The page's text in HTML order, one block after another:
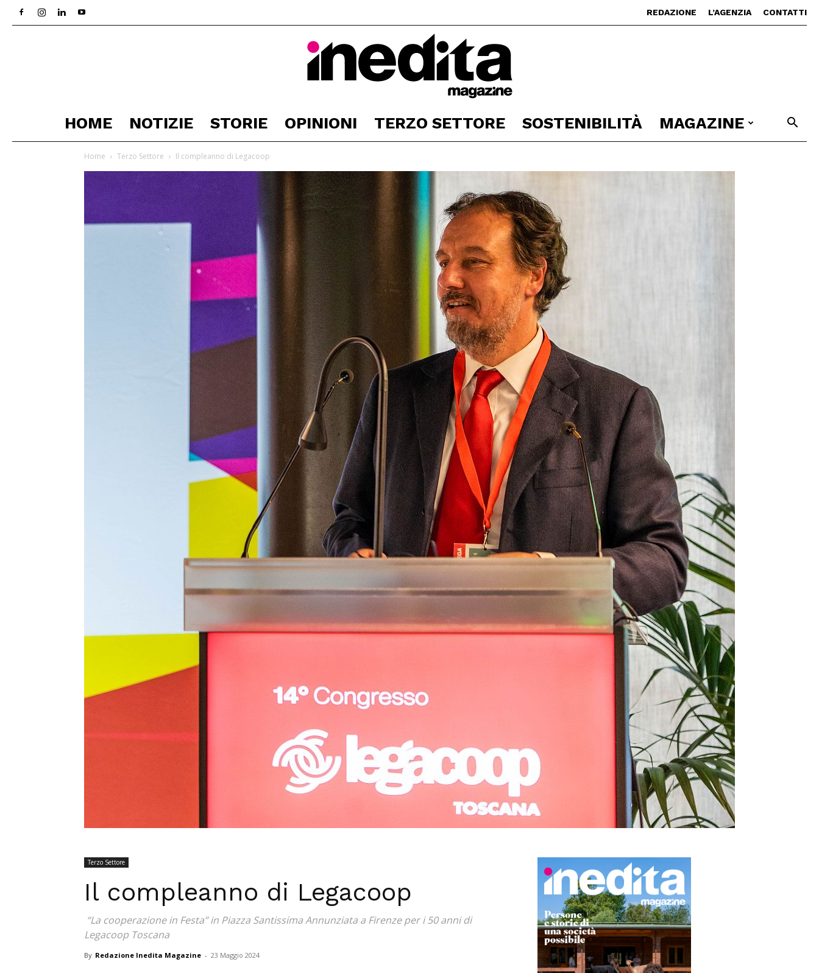
REDAZIONE L’AGENZIA CONTATTI
Inedita
Magazine
HOME NOTIZIE STORIE OPINIONI TERZO SETTORE SOSTENIBILITÀ MAGAZINE
Home Terzo Settore Il compleanno di Legacoop
Terzo Settore
Il compleanno di Legacoop
“La cooperazione in Festa” in Piazza Santissima Annunziata a Firenze per i 50 anni di
Legacoop Toscana
By Redazione Inedita Magazine - 23 Maggio 2024